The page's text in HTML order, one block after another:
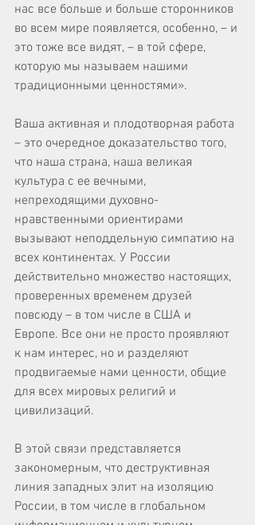
нас все больше и больше сторонников
во всем мире появляется, особенно, – и
это тоже все видят, – в той сфере,
которую мы называем нашими
традиционными ценностями».
Ваша активная и плодотворная работа
– это очередное доказательство того,
что наша страна, наша великая
культура с ее вечными,
непреходящими духовно-
нравственными ориентирами
вызывают неподдельную симпатию на
всех континентах. У России
действительно множество настоящих,
проверенных временем друзей
повсюду – в том числе в США и
Европе. Все они не просто проявляют
к нам интерес, но и разделяют
продвигаемые нами ценности, общие
для всех мировых религий и
цивилизаций.
В этой связи представляется
закономерным, что деструктивная
линия западных элит на изоляцию
России, в том числе в глобальном